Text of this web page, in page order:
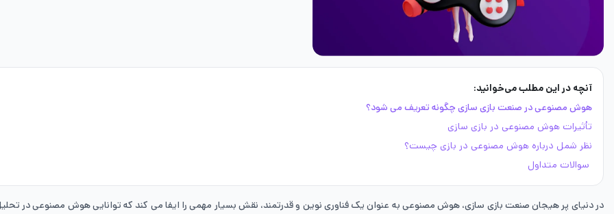
آنچه در این مطلب می‌خوانید:
هوش مصنوعی در صنعت بازی سازی چگونه تعریف می شود‌؟
تأثیرات هوش مصنوعی در بازی سازی
نظر شمل درباره هوش مصنوعی در بازی چیست؟
سوالات متداول
در دنیای پر هیجان صنعت بازی سازی، هوش مصنوعی به عنوان یک فناوری نوین و قدرتمند، نقش بسیار مهمی را ایفا می‌ کند که توانایی هوش مصنوعی در تحلیل